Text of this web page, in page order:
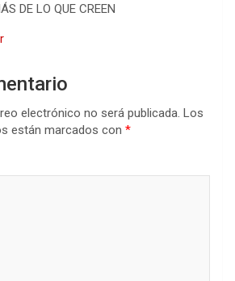
DE LO QUE CREEN
electrónico no será publicada. Los
están marcados con *